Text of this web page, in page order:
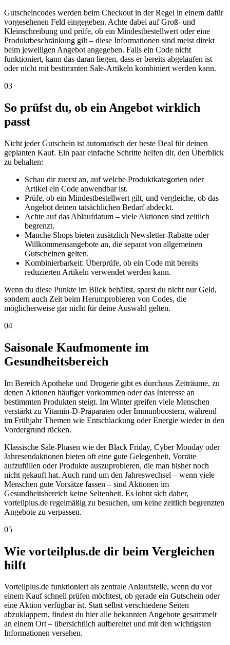
Gutscheincodes werden beim Checkout in der Regel in einem dafür
vorgesehenen Feld eingegeben. Achte dabei auf Groß- und
Kleinschreibung und prüfe, ob ein Mindestbestellwert oder eine
Produktbeschränkung gilt – diese Informationen sind meist direkt
beim jeweiligen Angebot angegeben. Falls ein Code nicht
funktioniert, kann das daran liegen, dass er bereits abgelaufen ist
oder nicht mit bestimmten Sale-Artikeln kombiniert werden kann.
03
So prüfst du, ob ein Angebot wirklich
passt
Nicht jeder Gutschein ist automatisch der beste Deal für deinen
geplanten Kauf. Ein paar einfache Schritte helfen dir, den Überblick
zu behalten:
Schau dir zuerst an, auf welche Produktkategorien oder
Artikel ein Code anwendbar ist.
Prüfe, ob ein Mindestbestellwert gilt, und vergleiche, ob das
Angebot deinen tatsächlichen Bedarf abdeckt.
Achte auf das Ablaufdatum – viele Aktionen sind zeitlich
begrenzt.
Manche Shops bieten zusätzlich Newsletter-Rabatte oder
Willkommensangebote an, die separat von allgemeinen
Gutscheinen gelten.
Kombinierbarkeit: Überprüfe, ob ein Code mit bereits
reduzierten Artikeln verwendet werden kann.
Wenn du diese Punkte im Blick behältst, sparst du nicht nur Geld,
sondern auch Zeit beim Herumprobieren von Codes, die
möglicherweise gar nicht für deine Auswahl gelten.
04
Saisonale Kaufmomente im
Gesundheitsbereich
Im Bereich Apotheke und Drogerie gibt es durchaus Zeiträume, zu
denen Aktionen häufiger vorkommen oder das Interesse an
bestimmten Produkten steigt. Im Winter greifen viele Menschen
verstärkt zu Vitamin-D-Präparaten oder Immunboostern, während
im Frühjahr Themen wie Entschlackung oder Energie wieder in den
Vordergrund rücken.
Klassische Sale-Phasen wie der Black Friday, Cyber Monday oder
Jahresendaktionen bieten oft eine gute Gelegenheit, Vorräte
aufzufüllen oder Produkte auszuprobieren, die man bisher noch
nicht gekauft hat. Auch rund um den Jahreswechsel – wenn viele
Menschen gute Vorsätze fassen – sind Aktionen im
Gesundheitsbereich keine Seltenheit. Es lohnt sich daher,
vorteilplus.de regelmäßig zu besuchen, um keine zeitlich begrenzten
Angebote zu verpassen.
05
Wie vorteilplus.de dir beim Vergleichen
hilft
Vorteilplus.de funktioniert als zentrale Anlaufstelle, wenn du vor
einem Kauf schnell prüfen möchtest, ob gerade ein Gutschein oder
eine Aktion verfügbar ist. Statt selbst verschiedene Seiten
abzuklappern, findest du hier alle bekannten Angebote gesammelt
an einem Ort – übersichtlich aufbereitet und mit den wichtigsten
Informationen versehen.